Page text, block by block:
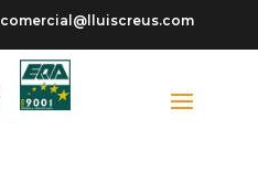
comercial@lluiscreus.com